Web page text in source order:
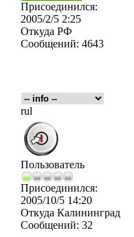
Присоединился:
2005/2/5 2:25
Откуда РФ
Сообщений: 4643
rul
Пользователь
Присоединился:
2005/10/5 14:20
Откуда Калининград
Сообщений: 32